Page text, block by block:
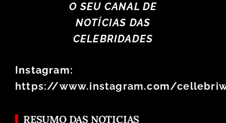
O SEU CANAL DE
NOTÍCIAS DAS
CELEBRIDADES
Instagram:
https://www.instagram.com/
RESUMO DAS NOTICIAS